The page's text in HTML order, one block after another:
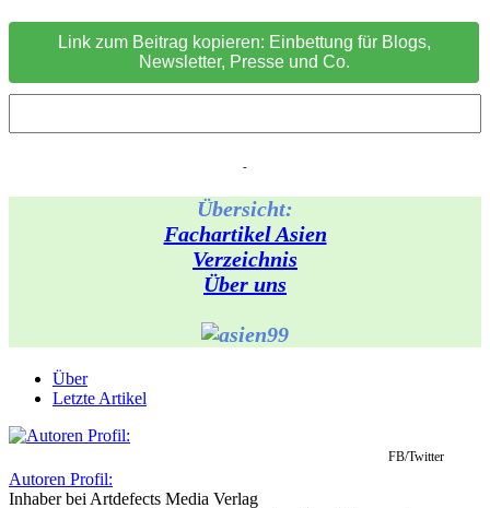
Link zum Beitrag kopieren: Einbettung für Blogs,
Newsletter, Presse und Co.
-
Übersicht:
Fachartikel Asien
Verzeichnis
Über uns
Über
Letzte Artikel
FB/Twitter
Autoren Profil:
InhaberbeiArtdefects Media Verlag